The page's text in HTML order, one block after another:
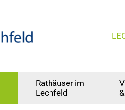
Rathäuser im
Lechfeld